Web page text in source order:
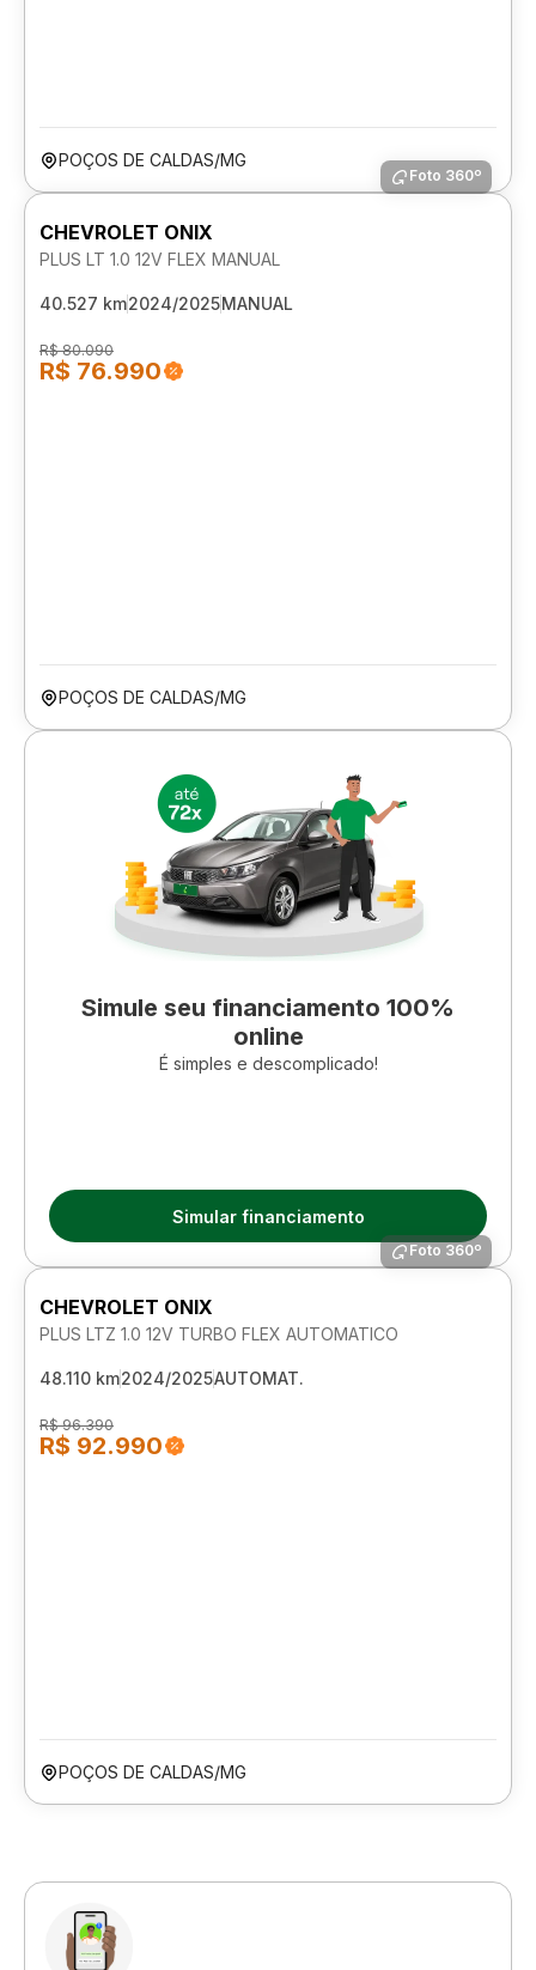
POÇOS DE CALDAS/MG
Foto 360º
CHEVROLET ONIX
PLUS LT 1.0 12V FLEX MANUAL
40.527 km2024/2025MANUAL
R$ 80.090
R$ 76.990
POÇOS DE CALDAS/MG
Simule seu financiamento 100%
online
É simples e descomplicado!
Simular financiamento
Foto 360º
CHEVROLET ONIX
PLUS LTZ 1.0 12V TURBO FLEX AUTOMATICO
48.110 km2024/2025AUTOMAT.
R$ 96.390
R$ 92.990
POÇOS DE CALDAS/MG